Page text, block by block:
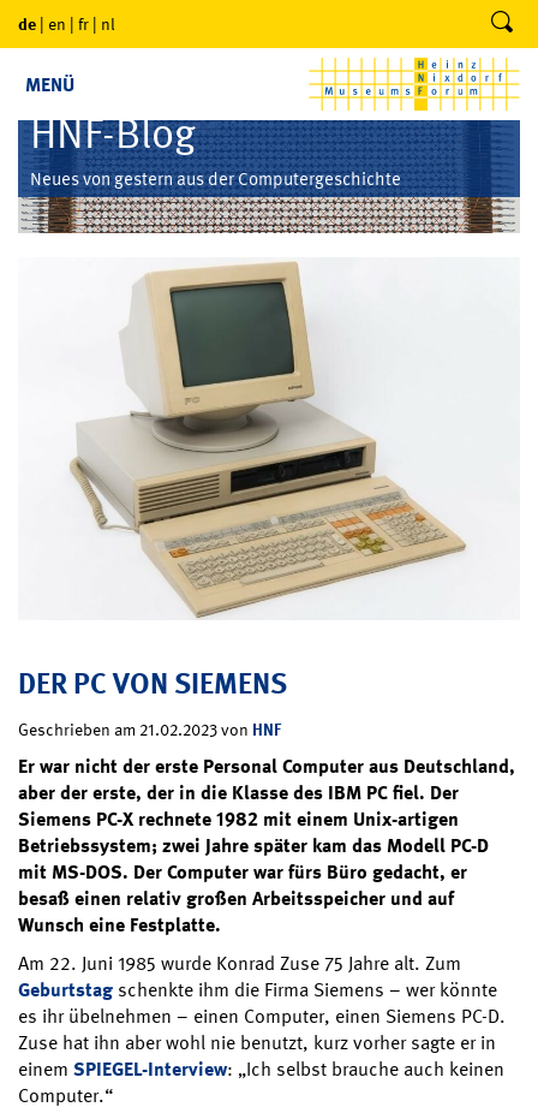
de | en | fr | nl
MENÜ
HNF-Blog
Neues von gestern aus der Computergeschichte
DER PC VON SIEMENS
Geschrieben am 21.02.2023 von HNF
Er war nicht der erste Personal Computer aus Deutschland,
aber der erste, der in die Klasse des IBM PC fiel. Der
Siemens PC-X rechnete 1982 mit einem Unix-artigen
Betriebssystem; zwei Jahre später kam das Modell PC-D
mit MS-DOS. Der Computer war fürs Büro gedacht, er
besaß einen relativ großen Arbeitsspeicher und auf
Wunsch eine Festplatte.
Am 22. Juni 1985 wurde Konrad Zuse 75 Jahre alt. Zum
Geburtstagschenkte ihm die Firma Siemens – wer könnte
es ihr übelnehmen – einen Computer, einen Siemens PC-D.
Zuse hat ihn aber wohl nie benutzt, kurz vorher sagte er in
einem SPIEGEL-Interview: „Ich selbst brauche auch keinen
Computer.“